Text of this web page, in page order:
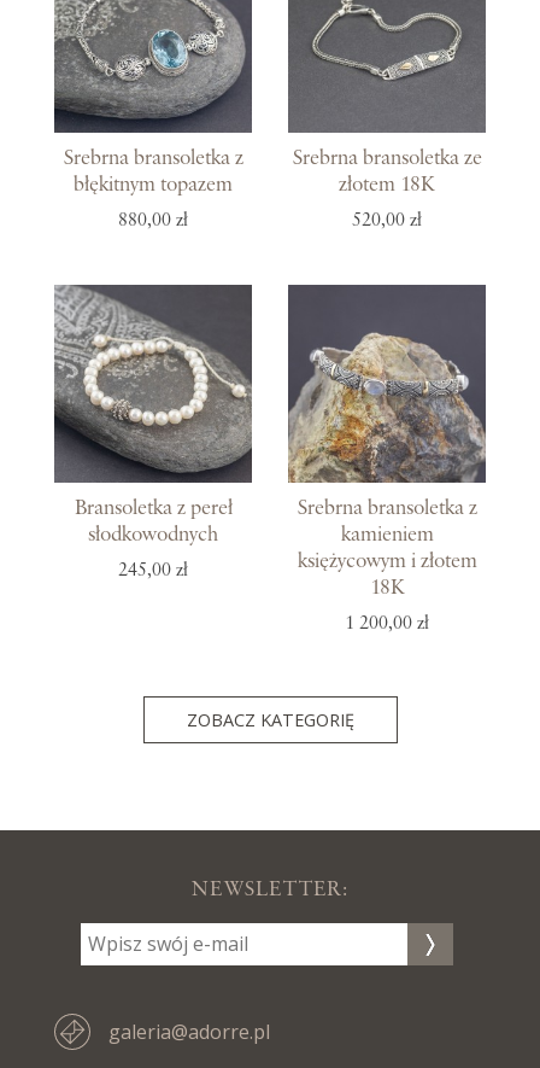
Srebrna bransoletka z
błękitnym topazem
880,00 zł
Srebrna bransoletka ze
złotem 18K
520,00 zł
Bransoletka z pereł
słodkowodnych
245,00 zł
Srebrna bransoletka z
kamieniem
księżycowym i złotem
18K
1 200,00 zł
ZOBACZ KATEGORIĘ
NEWSLETTER:
galeria@adorre.pl